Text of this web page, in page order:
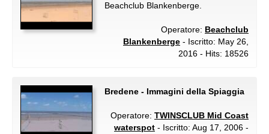
Beachclub Blankenberge.
Operatore: Beachclub
Blankenberge - Iscritto: May 26,
2016 - Hits: 18526
Bredene - Immagini della Spiaggia
Operatore: TWINSCLUB Mid Coast
waterspot - Iscritto: Aug 17, 2006 -